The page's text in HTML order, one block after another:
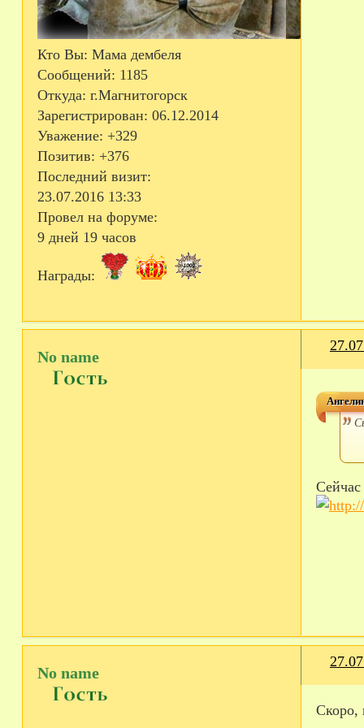
Кто Вы: Мама дембеля
Сообщений: 1185
Откуда: г.Магнитогорск
Зарегистрирован: 06.12.2014
Уважение: +329
Позитив: +376
Последний визит:
23.07.2016 13:33
Провел на форуме:
9 дней 19 часов
Награды:
No name
No name
Скоро,